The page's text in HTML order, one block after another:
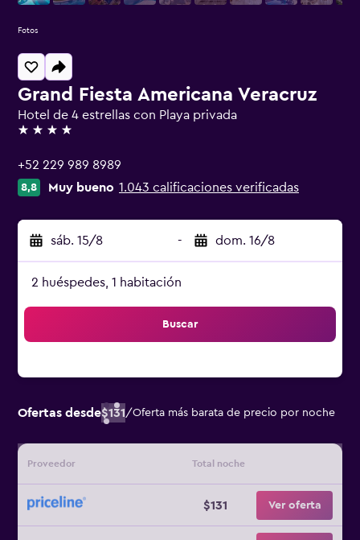
Grand Fiesta Americana Veracruz
Hotel de 4 estrellas con Playa privada
4 estrellas
+52 229 989 8989
8,8 Muy bueno 1.043 calificaciones verificadas
sáb. 15/8 - dom. 16/8
2 huéspedes, 1 habitación
Buscar
Ofertas desde$131/Oferta más barata de precio por noche
Proveedor Total noche
$131 Ver oferta
Fotos